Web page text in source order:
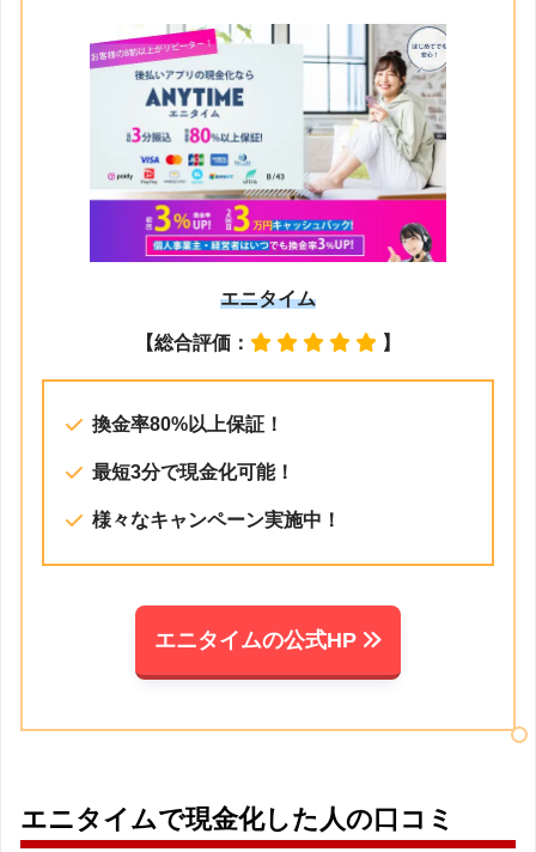
エニタイム
【総合評価： 】
換金率80%以上保証！
最短3分で現金化可能！
様々なキャンペーン実施中！
エニタイムの公式HP
エニタイムで現金化した人の口コミ